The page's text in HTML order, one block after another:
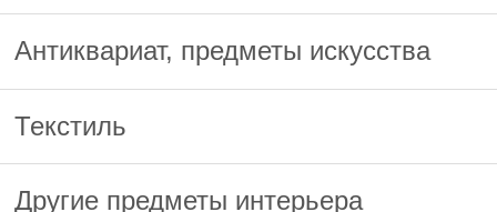
Антиквариат, предметы искусства
Текстиль
Другие предметы интерьера